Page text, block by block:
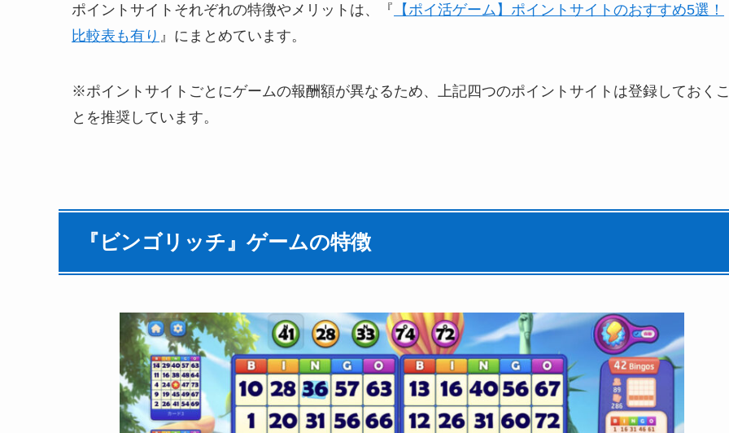
ポイントサイトそれぞれの特徴やメリットは、『 【ポイ活ゲーム】ポイントサイトのおすすめ5選！
比較表も有り 』にまとめています。
※ポイントサイトごとにゲームの報酬額が異なるため、上記四つのポイントサイトは登録しておく
とを推奨しています。
『ビンゴリッチ』ゲームの特徴